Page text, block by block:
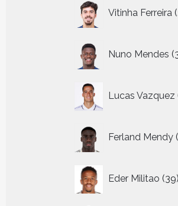
Vitinha Ferreira
Nuno Mendes
Lucas Vazquez
Ferland Mendy
Eder Militao 39